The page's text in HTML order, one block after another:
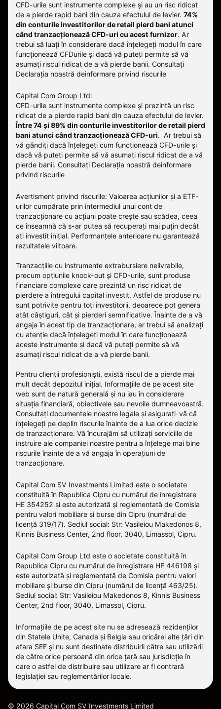
CFD-urile sunt instrumente complexe și au un risc ridicat
de a pierde rapid bani din cauza efectului de levier. 74%
din conturile investitorilor de retail pierd bani atunci
când tranzacționează CFD-uri cu acest furnizor. Ar
trebui să luați în considerare dacă înțelegeți modul în care
funcționează CFDurile și dacă vă puteți permite să vă
asumați riscul ridicat de a vă pierde banii. Consultați
Declarația noastră deinformare privind riscurile
Capital Com Group Ltd:
CFD-urile sunt instrumente complexe și prezintă un risc
ridicat de a pierde rapid bani din cauza efectului de levier.
Între 74 și 89% din conturile investitorilor de retail pierd
bani atunci când tranzacționează CFD-uri. Ar trebui să
vă gândiți dacă înțelegeți cum funcționează CFD-urile și
dacă vă puteți permite să vă asumați riscul ridicat de a vă
pierde banii. Consultați Declarația noastră deinformare
privind riscurile
Avertisment privind riscurile: Valoarea acțiunilor și a ETF-
urilor cumpărate prin intermediul unui cont de
tranzacționare cu acțiuni poate crește sau scădea, ceea
ce înseamnă că s-ar putea să recuperați mai puțin decât
ați investit inițial. Performanțele anterioare nu garantează
rezultatele viitoare.
Tranzacțiile cu instrumente extrabursiere nelivrabile,
precum opțiunile knock-out și CFD-urile, sunt produse
financiare complexe care prezintă un risc ridicat de
pierdere a întregului capital investit. Astfel de produse nu
sunt potrivite pentru toți investitorii, deoarece pot genera
atât câștiguri, cât și pierderi semnificative. Înainte de a vă
angaja în acest tip de tranzacționare, ar trebui să analizați
cu atenție dacă înțelegeți modul în care funcționează
aceste instrumente și dacă vă puteți permite să vă
asumați riscul ridicat de a vă pierde banii.
Pentru clienții profesioniști, există riscul de a pierde mai
mult decât depozitul inițial. Informațiile de pe acest site
web sunt de natură generală și nu iau în considerare
situația financiară, obiectivele sau nevoile dumneavoastră.
Consultați documentele noastre legale și asigurați-vă că
înțelegeți pe deplin riscurile înainte de a lua orice decizie
de tranzacționare. Vă încurajăm să utilizați serviciile de
instruire ale companiei noastre pentru a înțelege mai bine
riscurile înainte de a vă angaja în operațiuni de
tranzacționare.
Capital Com SV Investments Limited este o societate
constituită în Republica Cipru cu numărul de înregistrare
HE 354252 și este autorizată și reglementată de Comisia
pentru valori mobiliare și burse din Cipru (numărul de
licență 319/17). Sediul social: Str: Vasileiou Makedonos 8,
Kinnis Business Center, 2nd floor, 3040, Limassol, Cipru.
Capital Com Group Ltd este o societate constituită în
Republica Cipru cu numărul de înregistrare ΗΕ 446198 și
este autorizată și reglementată de Comisia pentru valori
mobiliare și burse din Cipru (numărul de licență 463/25).
Sediul social: Str: Vasileiou Makedonos 8, Kinnis Business
Center, 2nd floor, 3040, Limassol, Cipru.
Informațiile de pe acest site nu se adresează rezidenților
din Statele Unite, Canada și Belgia sau oricărei alte țări din
afara SEE și nu sunt destinate distribuirii către sau utilizării
de către orice persoană din orice țară sau jurisdicție în
care o astfel de distribuire sau utilizare ar fi contrară
legislației sau reglementărilor locale.
© 2026 Capital Com SV Investments Limited